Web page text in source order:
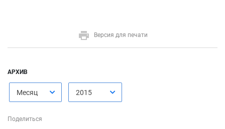
Версия для печати
АРХИВ
Месяц 2015
Поделиться